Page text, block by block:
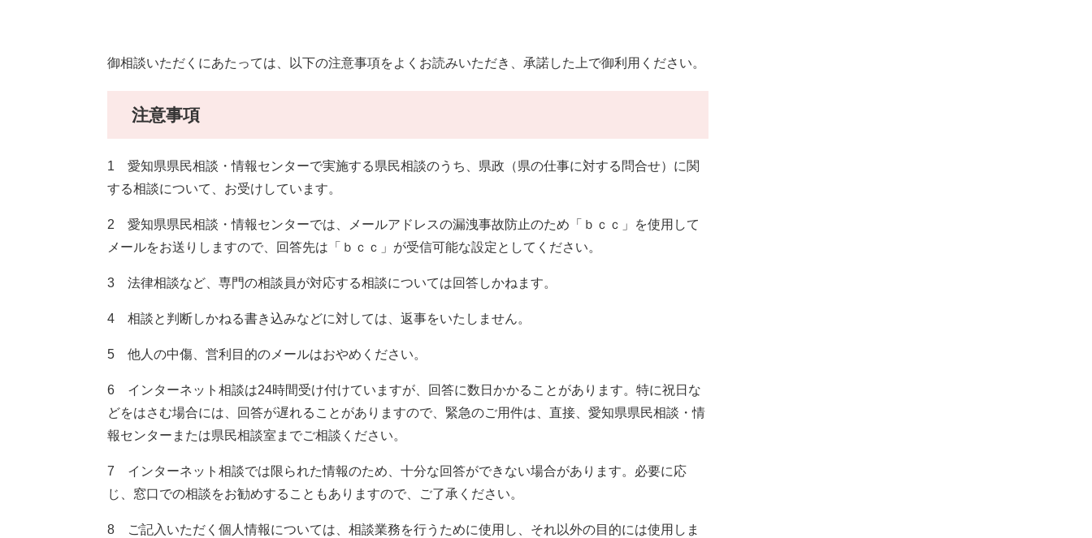
御相談いただくにあたっては、以下の注意事項をよくお読みいただき、承諾した上で御利用ください。
注意事項
1 愛知県県民相談・情報センターで実施する県民相談のうち、県政（県の仕事に対する問合せ）に関
する相談について、お受けしています。
2 愛知県県民相談・情報センターでは、メールアドレスの漏洩事故防止のため「ｂｃｃ」を使用して
メールをお送りしますので、回答先は「ｂｃｃ」が受信可能な設定としてください。
3 法律相談など、専門の相談員が対応する相談については回答しかねます。
4 相談と判断しかねる書き込みなどに対しては、返事をいたしません。
5 他人の中傷、営利目的のメールはおやめください。
6 インターネット相談は24時間受け付けていますが、回答に数日かかることがあります。特に祝日な
どをはさむ場合には、回答が遅れることがありますので、緊急のご用件は、直接、愛知県県民相談・情
報センターまたは県民相談室までご相談ください。
7 インターネット相談では限られた情報のため、十分な回答ができない場合があります。必要に応
じ、窓口での相談をお勧めすることもありますので、ご了承ください。
8 ご記入いただく個人情報については、相談業務を行うために使用し、それ以外の目的には使用しま